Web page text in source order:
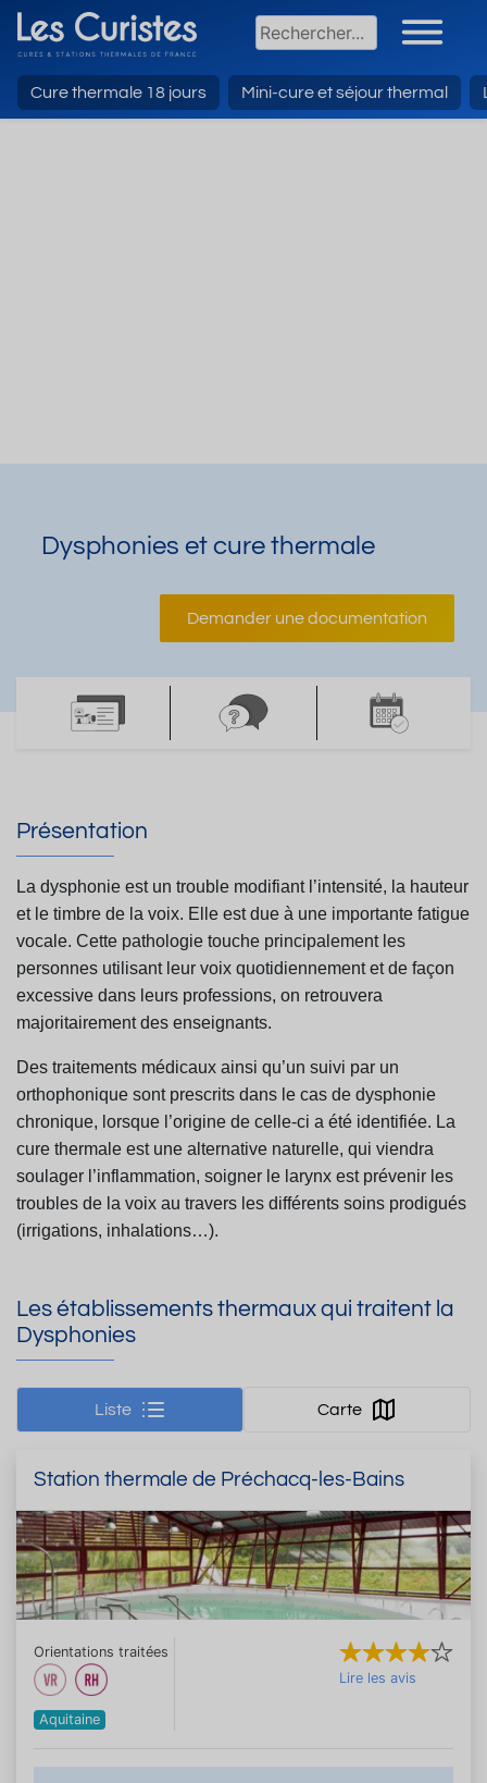
Cure thermale 18 jours Mini-cure et séjour thermal
Dysphonies et cure thermale
Demander une documentation
Présentation
La dysphonie est un trouble modifiant l’intensité, la hauteur
et le timbre de la voix. Elle est due à une importante fatigue
vocale. Cette pathologie touche principalement les
personnes utilisant leur voix quotidiennement et de façon
excessive dans leurs professions, on retrouvera
majoritairement des enseignants.
Des traitements médicaux ainsi qu’un suivi par un
orthophonique sont prescrits dans le cas de dysphonie
chronique, lorsque l’origine de celle-ci a été identifiée. La
cure thermale est une alternative naturelle, qui viendra
soulager l’inflammation, soigner le larynx est prévenir les
troubles de la voix au travers les différents soins prodigués
(irrigations, inhalations…).
Les établissements thermaux qui traitent la
Dysphonies
Liste Carte
Station thermale de Préchacq-les-Bains
Orientations traitées
Aquitaine
Lire les avis